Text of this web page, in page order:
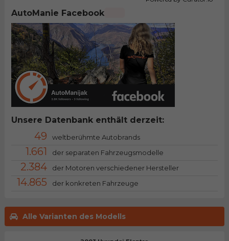
Alle Varianten des Modells
AutoManie Facebook
Unsere Datenbank enthält derzeit:
49 weltberühmte Autobrands
1.661 der separaten Fahrzeugsmodelle
2.384 der Motoren verschiedener Hersteller
14.865 der konkreten Fahrzeuge